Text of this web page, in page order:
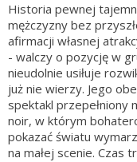
Historia pewnej
mężczyzny bez
afirmacji własnej
- walczy o pozycję w
nieudolnie usiłuje
już nie wierzy. Jego
spektakl przepełniony
noir, w którym
pokazać światu
na małej scenie. Czas